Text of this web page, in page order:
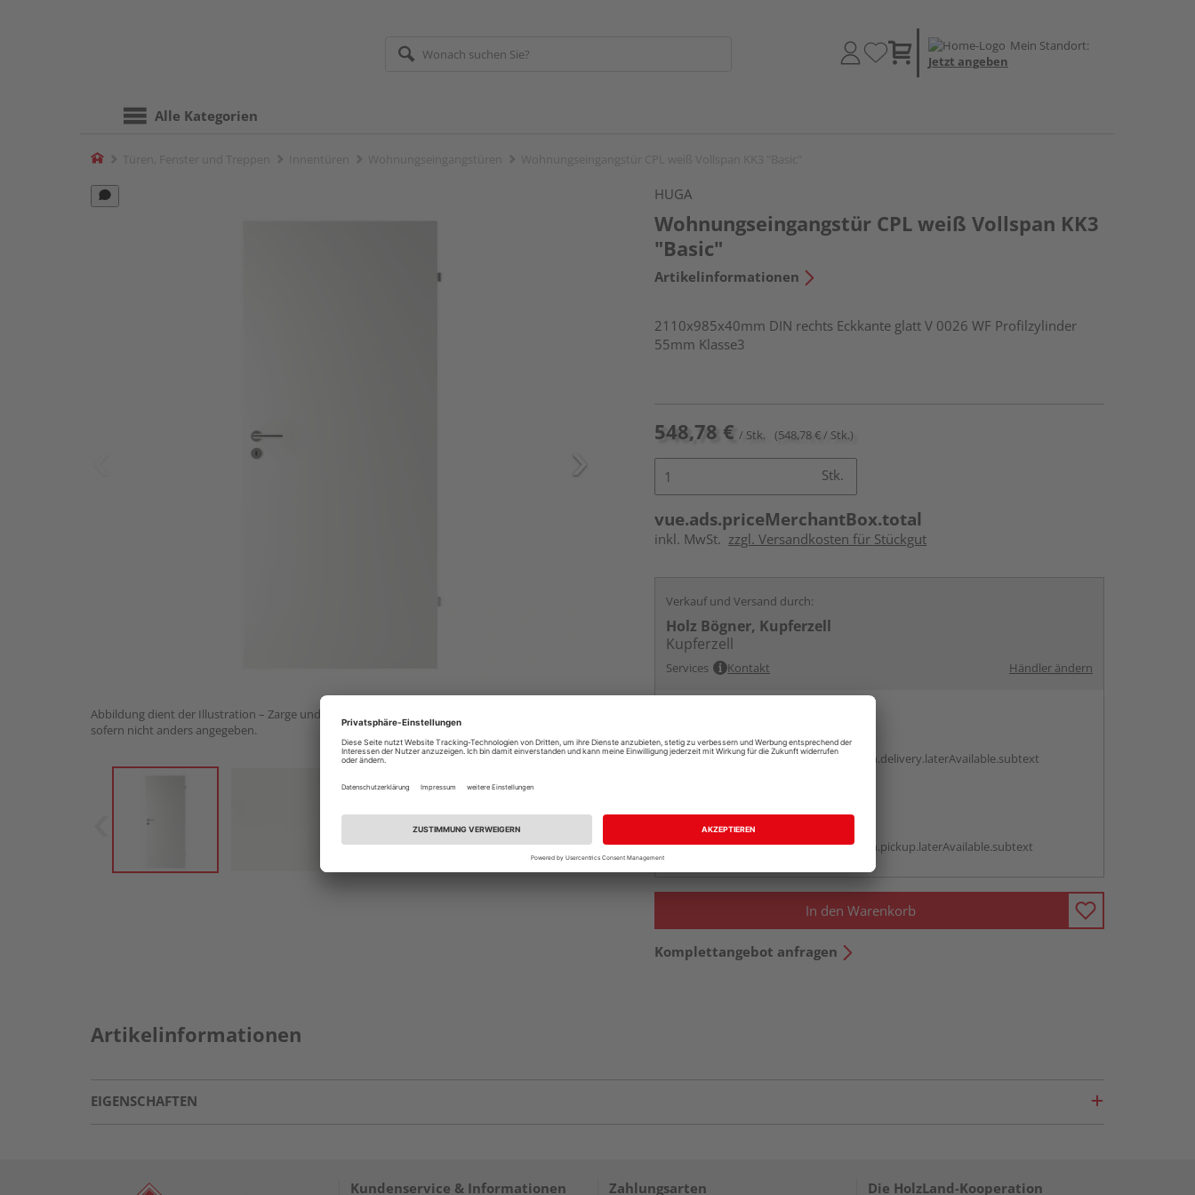
Mein Standort:
Jetzt angeben
Alle Kategorien
Home
Abbildung dient der Illustration – Zarge und Drückergarnitur nicht im Lieferumfang enthalten,
sofern nicht anders angegeben.
HUGA
Wohnungseingangstür CPL weiß Vollspan KK3
"Basic"
Artikelinformationen
2110x985x40mm DIN rechts Eckkante glatt V 0026 WF Profilzylinder
55mm Klasse3
548,78 € / Stk. (548,78 € / Stk.)
Stk.
vue.ads.priceMerchantBox.total
inkl. MwSt. zzgl. Versandkosten für Stückgut
Verkauf und Versand durch:
Holz Bögner, Kupferzell
Kupferzell
Services Kontakt Händler ändern
Auf Vorbestellung:
vue.ads.priceMerchantBox.option.delivery.laterAvailable.subtext
Auf Vorbestellung:
vue.ads.priceMerchantBox.option.pickup.laterAvailable.subtext
In den Warenkorb
Komplettangebot anfragen
Artikelinformationen
EIGENSCHAFTEN
Kundenservice & Informationen Zahlungsarten Die HolzLand-Kooperation